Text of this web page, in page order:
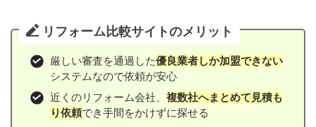
リフォーム比較サイトのメリット
厳しい審査を通過した優良業者しか加盟できない
システムなので依頼が安心
近くのリフォーム会社、 複数社へまとめて見積も
り依頼でき手間をかけずに探せる